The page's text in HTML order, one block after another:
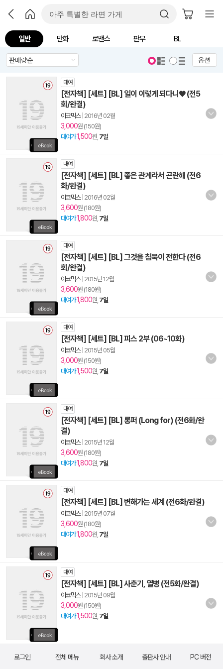
일반 만화 로맨스 판무 BL
옵션
대여
[전자책] [세트] [BL] 일이 이렇게 되다니♥ (전5
회/완결)
이코믹스| 2016년 02월
3,000원 (150원)
대여가1,500원, 7일
대여
[전자책] [세트] [BL] 좋은 관계라서 곤란해 (전6
화/완결)
이코믹스| 2016년 02월
3,600원 (180원)
대여가1,800원, 7일
대여
[전자책] [세트] [BL] 그것을 침묵이 전한다 (전6
회/완결)
이코믹스| 2015년 12월
3,600원 (180원)
대여가1,800원, 7일
대여
[전자책] [세트] [BL] 피스 2부 (06~10화)
이코믹스| 2015년 05월
3,000원 (150원)
대여가1,500원, 7일
대여
[전자책] [세트] [BL] 롱퍼 (Long for) (전6화/완
결)
이코믹스| 2015년 12월
3,600원 (180원)
대여가1,800원, 7일
대여
[전자책] [세트] [BL] 변해가는 세계 (전6화/완결)
이코믹스| 2015년 07월
3,600원 (180원)
대여가1,800원, 7일
대여
[전자책] [세트] [BL] 사춘기, 열병 (전5화/완결)
이코믹스| 2015년 09월
3,000원 (150원)
대여가1,500원, 7일
로그인 전체 메뉴 회사 소개 출판사 안내 PC 버전